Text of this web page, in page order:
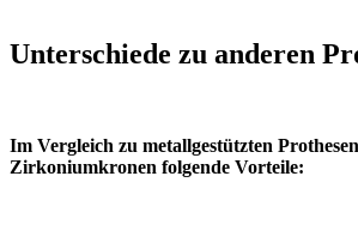
Unterschiede zu anderen
Im Vergleich zu metallgestützten
Zirkoniumkronen folgende Vorteile: